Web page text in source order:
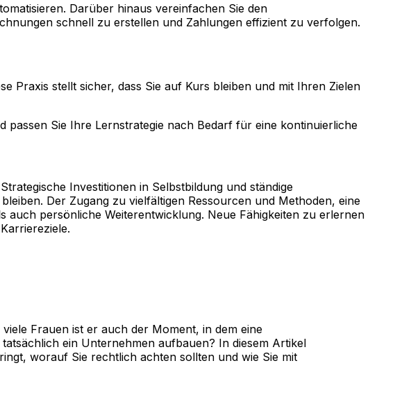
Darüber hinaus vereinfachen Sie den
schnell zu erstellen und Zahlungen effizient zu verfolgen.
Praxis stellt sicher, dass Sie auf Kurs bleiben und mit Ihren Zielen
Sie Ihre Lernstrategie nach Bedarf für eine kontinuierliche
Investitionen in Selbstbildung und ständige
Der Zugang zu vielfältigen Ressourcen und Methoden, eine
persönliche Weiterentwicklung. Neue Fähigkeiten zu erlernen
Frauen ist er auch der Moment, in dem eine
ein Unternehmen aufbauen? In diesem Artikel
worauf Sie rechtlich achten sollten und wie Sie mit